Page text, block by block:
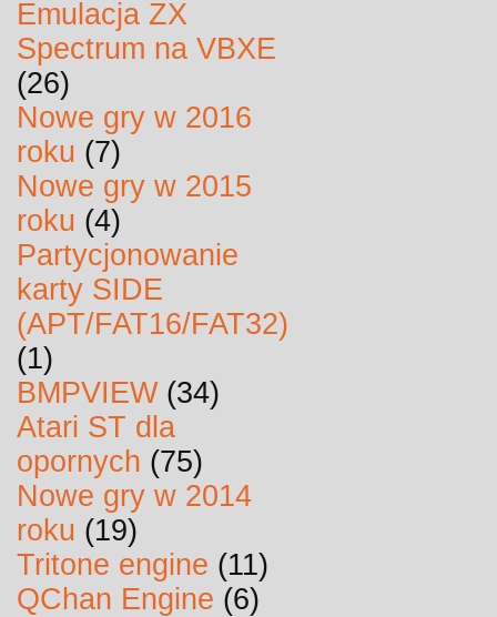
Emulacja ZX
Spectrum na VBXE
(26)
Nowe gry w 2016
roku (7)
Nowe gry w 2015
roku (4)
Partycjonowanie
karty SIDE
(APT/FAT16/FAT32)
(1)
BMPVIEW(34)
Atari ST dla
opornych (75)
Nowe gry w 2014
roku (19)
Tritone engine (11)
QChan Engine (6)